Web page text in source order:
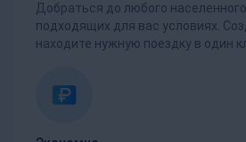
Добраться до любого
подходящих для вас условиях.
находите нужную поездку в один